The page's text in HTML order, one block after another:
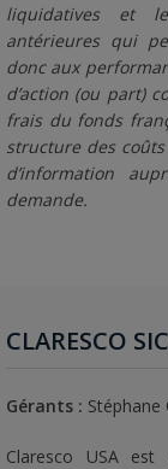
liquidatives et
antérieures qui
donc aux
d’action (ou part)
frais du fonds
structure des
d’information
demande.
CLARESCO
Gérants : Stéphane
Claresco USA
04/2026
06/2026
08/2026
01/01/2026
130